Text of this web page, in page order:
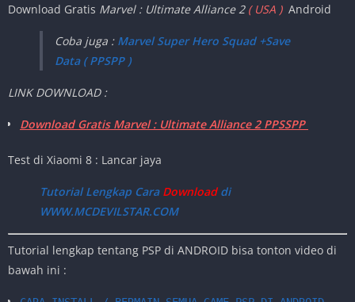
Download Gratis Marvel : Ultimate Alliance 2 ( USA ) Android
Coba juga : Marvel Super Hero Squad +Save
Data ( PPSPP )
LINK DOWNLOAD :
Download Gratis Marvel : Ultimate Alliance 2 PPSSPP
Test di Xiaomi 8 : Lancar jaya
Tutorial Lengkap CaraDownloaddi
WWW.MCDEVILSTAR.COM
Tutorial lengkap tentang PSP di ANDROID bisa tonton video di
bawah ini :